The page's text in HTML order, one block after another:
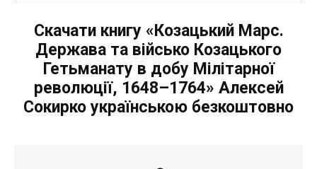
Скачати книгу «Козацький Марс.
Держава та військо Козацького
Гетьманату в добу Мілітарної
революції, 1648–1764» Алексей
Сокирко українською безкоштовно